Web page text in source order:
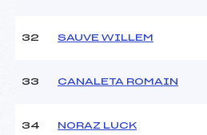
32 SAUVE WILLEM
33 CANALETA ROMAIN
34 NORAZ LUCK